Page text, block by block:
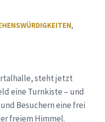
,
steht jetzt
eine Turnkiste – und
Besuchern eine frei
freiem Himmel.